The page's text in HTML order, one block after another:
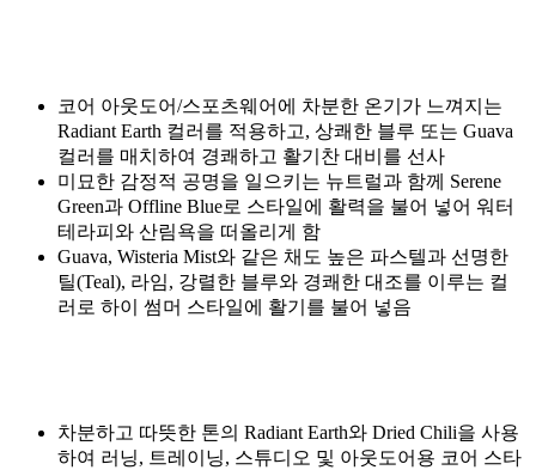
코어 아웃도어/스포츠웨어에 차분한 온기가 느껴지는
Radiant Earth 컬러를 적용하고, 상쾌한 블루 또는 Guava
컬러를 매치하여 경쾌하고 활기찬 대비를 선사
미묘한 감정적 공명을 일으키는 뉴트럴과 함께 Serene
Green과 Offline Blue로 스타일에 활력을 불어 넣어 워터
테라피와 산림욕을 떠올리게 함
Guava, Wisteria Mist와 같은 채도 높은 파스텔과 선명한
틸(Teal), 라임, 강렬한 블루와 경쾌한 대조를 이루는 컬
러로 하이 썸머 스타일에 활기를 불어 넣음
차분하고 따뜻한 톤의 Radiant Earth와 Dried Chili을 사용
하여 러닝, 트레이닝, 스튜디오 및 아웃도어용 코어 스타